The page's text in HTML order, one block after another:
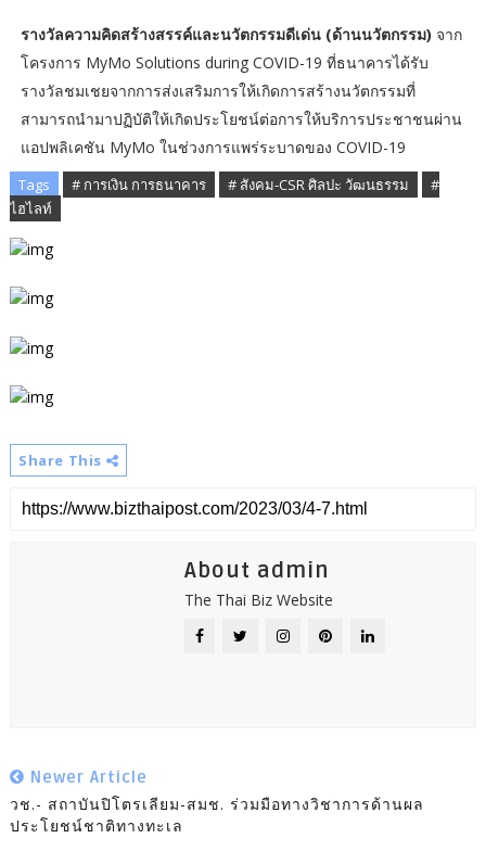
รางวัลความคิดสร้างสรรค์และนวัตกรรมดีเด่น (ด้านนวัตกรรม) จาก
โครงการ MyMo Solutions during COVID-19 ที่ธนาคารได้รับ
รางวัลชมเชยจากการส่งเสริมการให้เกิดการสร้างนวัตกรรมที่
สามารถนำมาปฏิบัติให้เกิดประโยชน์ต่อการให้บริการประชาชนผ่าน
แอปพลิเคชัน MyMo ในช่วงการแพร่ระบาดของ COVID-19
Tags # การเงิน การธนาคาร # สังคม-CSR ศิลปะ วัฒนธรรม
#
ไฮไลท์
Share This
About admin
The Thai Biz Website
Newer Article
วช.- สถาบันปิโตรเลียม-สมช. ร่วมมือทางวิชาการด้านผล
ประโยชน์ชาติทางทะเล